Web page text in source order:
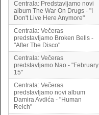
Centrala: Predstavljamo novi
album The War On Drugs - "I
Don't Live Here Anymore"
Centrala: Večeras
predstavljamo Broken Bells -
"After The Disco"
Centrala: Večeras
predstavljamo Nao - "February
15"
Centrala: Večeras
predstavljamo novi album
Damira Avdića - "Human
Reich"